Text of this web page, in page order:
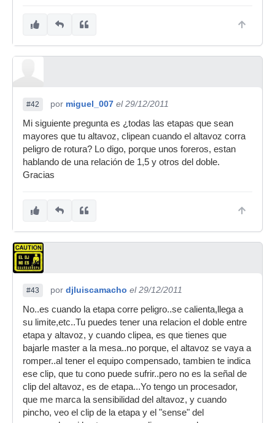
#42 por miguel_007 el 29/12/2011
Mi siguiente pregunta es ¿todas las etapas que sean
mayores que tu altavoz, clipean cuando el altavoz corra
peligro de rotura? Lo digo, porque unos foreros, estan
hablando de una relación de 1,5 y otros del doble.
Gracias
#43 por djluiscamacho el 29/12/2011
No..es cuando la etapa corre peligro..se calienta,llega a
su limite,etc..Tu puedes tener una relacion el doble entre
etapa y altavoz, y cuando clipea, es que tienes que
bajarle master a la mesa..no porque, el altavoz se vaya a
romper..al tener el equipo compensado, tambien te indica
ese clip, que tu cono puede sufrir..pero no es la señal de
clip del altavoz, es de etapa...Yo tengo un procesador,
que me marca la sensibilidad del altavoz, y cuando
pincho, veo el clip de la etapa y el "sense" del